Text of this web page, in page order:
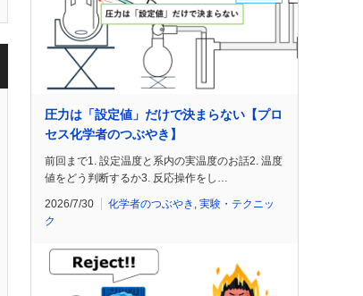
圧力は「設定値」だけで決まらない【プロ
セス化学者のつぶやき】
前回まで1. 設定温度と系内の実温度のお話2. 温度
値をどう判断するか3. 反応操作をし…
2026/7/30 化学者のつぶやき , 実験・テクニッ
ク